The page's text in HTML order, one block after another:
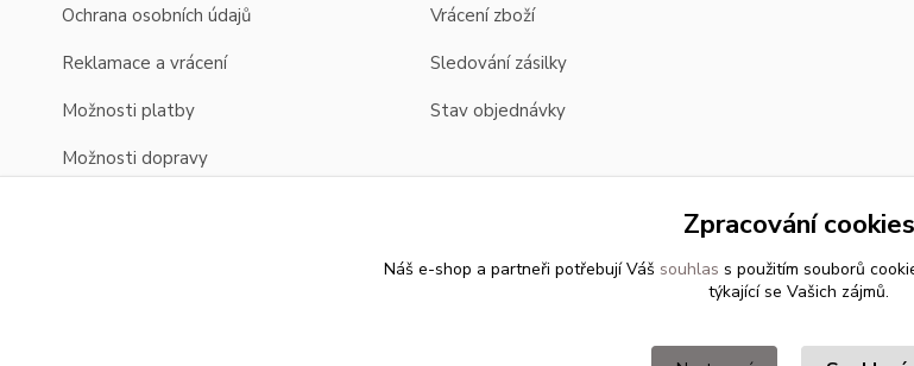
Ochrana osobních údajů
Reklamace a vrácení
Možnosti platby
Možnosti dopravy
Vrácení zboží
Sledování zásilky
Stav objednávky
Zpracování cookies
Náš e-shop a partneři potřebují Váš souhlas s použitím souborů
týkající se Vašich zájmů.